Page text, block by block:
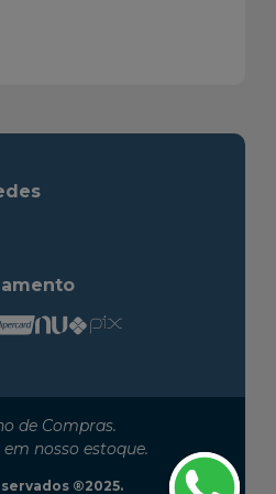
2009
2006
2004
2004
de Compras.
nosso estoque.
®2025.